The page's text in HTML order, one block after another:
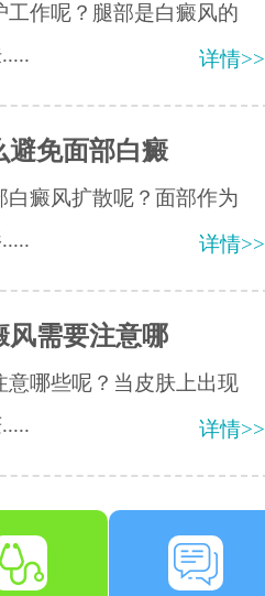
作呢？腿部是白癜风的
详情>>
避免面部白癜
癜风扩散呢？面部作为
详情>>
风需要注意哪
意哪些呢？当皮肤上出现
详情>>